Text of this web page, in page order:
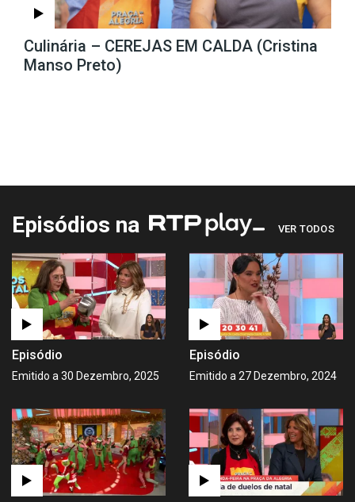
Culinária – CEREJAS EM CALDA (Cristina
Manso Preto)
Episódios na VER TODOS
Episódio
Emitido a 30 Dezembro, 2025
Episódio
Emitido a 27 Dezembro, 2024